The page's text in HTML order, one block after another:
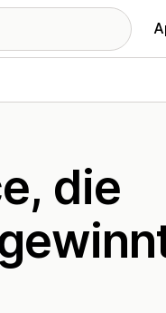
die